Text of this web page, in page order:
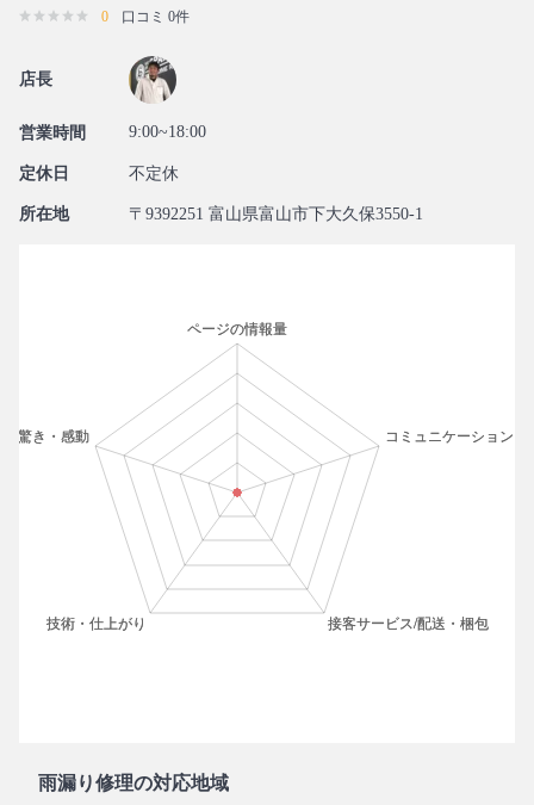
0 口コミ 0件
店長
営業時間 9:00~18:00
定休日 不定休
所在地 〒9392251 富山県富山市下大久保3550-1
雨漏り修理の対応地域